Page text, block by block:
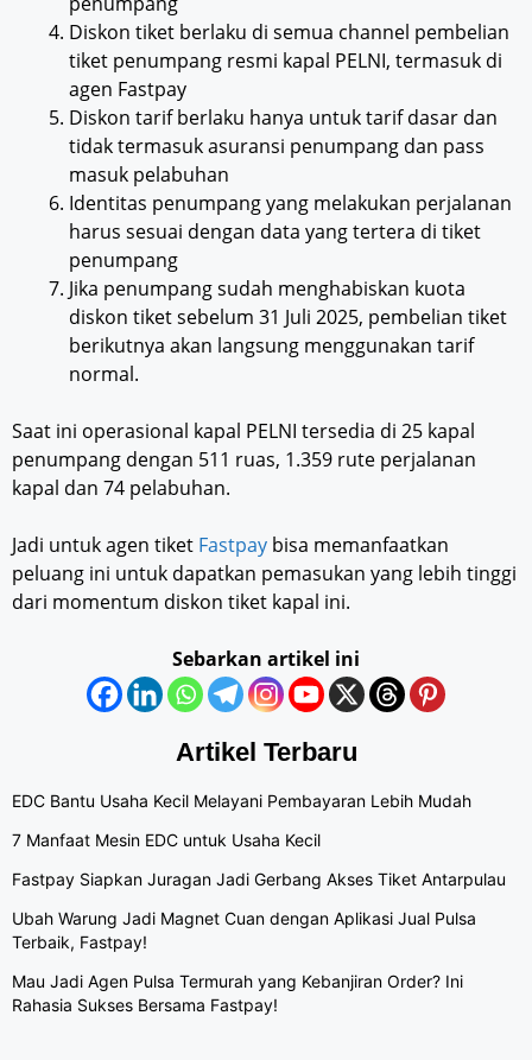
Diskon tiket berlaku di semua channel pembelian
tiket penumpang resmi kapal PELNI, termasuk di
agen Fastpay
Diskon tarif berlaku hanya untuk tarif dasar dan
tidak termasuk asuransi penumpang dan pass
masuk pelabuhan
Identitas penumpang yang melakukan perjalanan
harus sesuai dengan data yang tertera di tiket
penumpang
Jika penumpang sudah menghabiskan kuota
diskon tiket sebelum 31 Juli 2025, pembelian tiket
berikutnya akan langsung menggunakan tarif
normal.
Saat ini operasional kapal PELNI tersedia di 25 kapal
penumpang dengan 511 ruas, 1.359 rute perjalanan
kapal dan 74 pelabuhan.
Jadi untuk agen tiket Fastpay bisa memanfaatkan
peluang ini untuk dapatkan pemasukan yang lebih tinggi
dari momentum diskon tiket kapal ini.
Sebarkan artikel ini
Artikel Terbaru
EDC Bantu Usaha Kecil Melayani Pembayaran Lebih Mudah
7 Manfaat Mesin EDC untuk Usaha Kecil
Fastpay Siapkan Juragan Jadi Gerbang Akses Tiket Antarpulau
Ubah Warung Jadi Magnet Cuan dengan Aplikasi Jual Pulsa
Terbaik, Fastpay!
Mau Jadi Agen Pulsa Termurah yang Kebanjiran Order? Ini
Rahasia Sukses Bersama Fastpay!